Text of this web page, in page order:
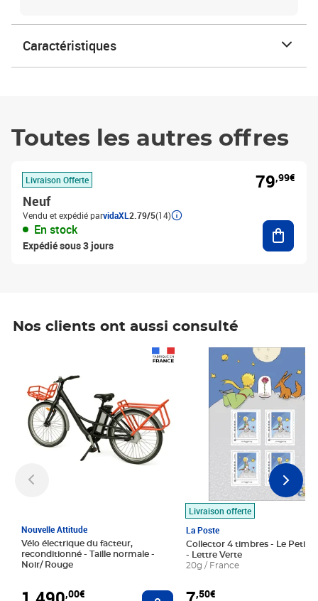
Caractéristiques
Toutes les autres offres
Livraison Offerte
Neuf
Vendu et expédié parvidaXL 2.79/5(14)
En stock
Expédié sous 3 jours
79,99€
Nos clients ont aussi consulté
Nouvelle Attitude
Vélo électrique du facteur,
reconditionné - Taille normale -
Noir/ Rouge
,00€ Ajouter au panier
Livraison offerte
La Poste
Collector 4 timbres - Le Petit
- Lettre Verte
20g / France
,50€
Prix 7,50€